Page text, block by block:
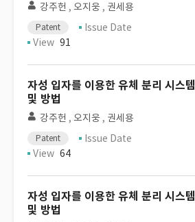
강주헌 , 오지웅 , 권세용
Patent
Issue Date
View 91
자성 입자를 이용한 유체 분리 시스템
및 방법
강주헌 , 오지웅 , 권세용
Patent
Issue Date
View 64
자성 입자를 이용한 유체 분리 시스템
및 방법